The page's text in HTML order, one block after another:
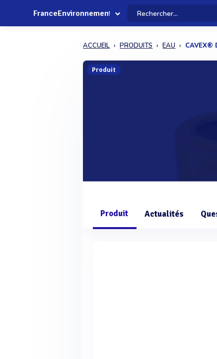
FranceEnvironnement
ACCUEIL PRODUITS EAU CAVEX®
Produit
Produit Actualités